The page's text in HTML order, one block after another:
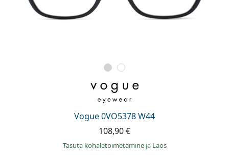
Vogue 0VO5378 W44
108,90 €
Tasuta kohaletoimetamine ja Laos